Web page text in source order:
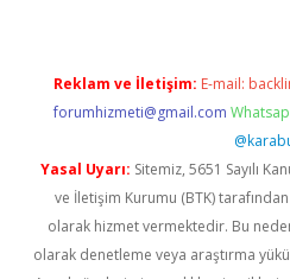
Reklam ve İletişim: E-mail:
forumhizmeti@gmail.com
Yasal Uyarı: Sitemiz, 5651 Sayılı
ve İletişim Kurumu (BTK)
olarak hizmet vermektedir. Bu
olarak denetleme veya araştırma